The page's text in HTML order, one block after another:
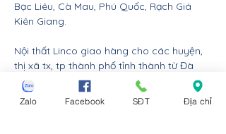
Bạc Liêu, Cà Mau, Phú Quốc, Rạch Giá
Kiên Giang.
Nội thất Linco giao hàng cho các huyện,
thị xã tx, tp thành phố tỉnh thành từ Đà
Nẵng trở ra bắc: Thừa Thiên Huế, Đồng
Hới Quảng Bình, Đông Hà Quảng Trị, Hà
Tĩnh, Vinh Nghệ An, Thanh Hóa, Tam Điệp
Zalo Facebook SĐT Địa chỉ